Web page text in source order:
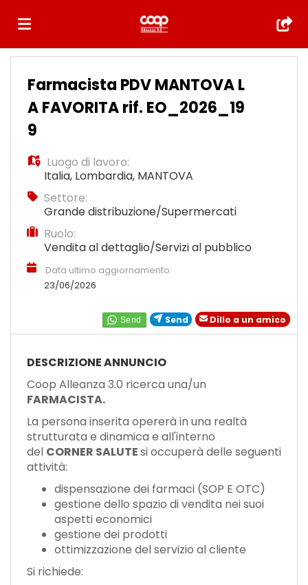
di
lavoro
Carica
il
Login
FR
IT
DE
ES
PT
Send Dillo a un amico
Farmacista PDV MANTOVA L
A FAVORITA rif. EO_2026_19
9
Luogo di lavoro:
Italia, Lombardia, MANTOVA
Settore:
Grande distribuzione/Supermercati
Ruolo:
Vendita al dettaglio/Servizi al pubblico
Data ultimo aggiornamento:
23/06/2026
DESCRIZIONE ANNUNCIO
Coop Alleanza 3.0 ricerca una/un
FARMACISTA.
La persona inserita opererà in una realtà
strutturata e dinamica e all'interno
del CORNER SALUTEsi occuperà delle seguenti
attività:
dispensazione dei farmaci (SOP E OTC)
gestione dello spazio di vendita nei suoi
aspetti economici
gestione dei prodotti
ottimizzazione del servizio al cliente
Si richiede: